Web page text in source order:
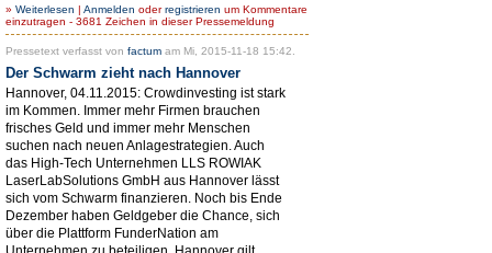
» Weiterlesen | Anmelden oderregistrieren um Kommentare
einzutragen - 3681 Zeichen in dieser Pressemeldung
Pressetext verfasst von factum am Mi, 2015-11-18 15:42.
Der Schwarm zieht nach Hannover
Hannover, 04.11.2015: Crowdinvesting ist stark
im Kommen. Immer mehr Firmen brauchen
frisches Geld und immer mehr Menschen
suchen nach neuen Anlagestrategien. Auch
das High-Tech Unternehmen LLS ROWIAK
LaserLabSolutions GmbH aus Hannover lässt
sich vom Schwarm finanzieren. Noch bis Ende
Dezember haben Geldgeber die Chance, sich
über die Plattform FunderNation am